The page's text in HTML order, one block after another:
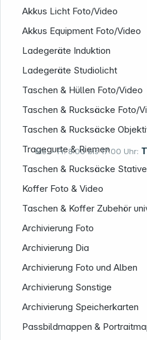
Mo. – Fr. 8:00 bis 17:00 Uhr:
Akkus Licht Foto/Video
Akkus Equipment Foto/Video
Ladegeräte Induktion
Ladegeräte Studiolicht
Taschen & Hüllen Foto/Video
Taschen & Rucksäcke Foto/
Taschen & Rucksäcke
Tragegurte & Riemen
Taschen & Rucksäcke Stative
Koffer Foto & Video
Taschen & Koffer Zubehör
Archivierung Foto
Archivierung Dia
Archivierung Foto und Alben
Archivierung Sonstige
Archivierung Speicherkarten
Passbildmappen &